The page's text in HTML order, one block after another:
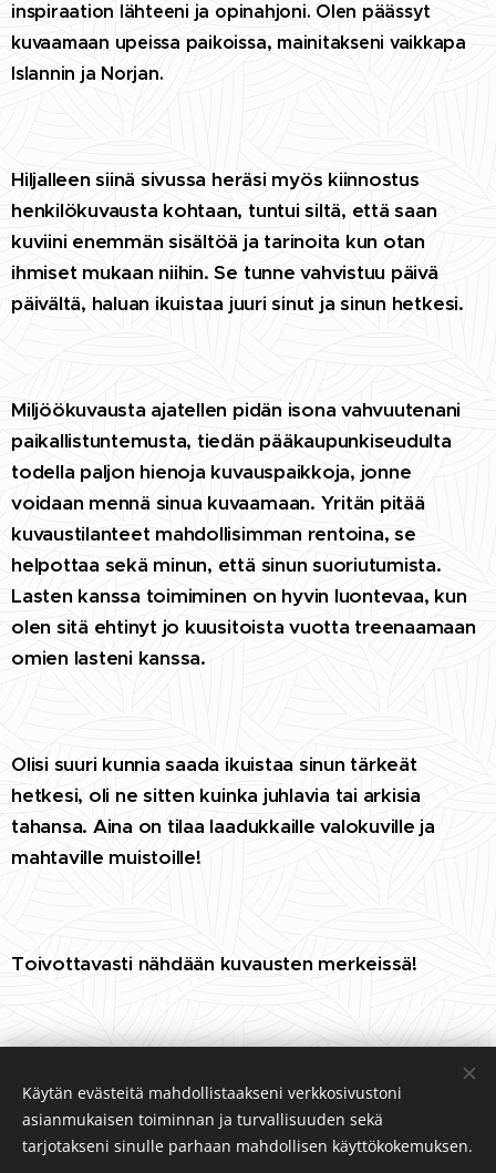
inspiraation lähteeni ja opinahjoni. Olen päässyt
kuvaamaan upeissa paikoissa, mainitakseni vaikkapa
Islannin ja Norjan.
Hiljalleen siinä sivussa heräsi myös kiinnostus
henkilökuvausta kohtaan, tuntui siltä, että saan
kuviini enemmän sisältöä ja tarinoita kun otan
ihmiset mukaan niihin. Se tunne vahvistuu päivä
päivältä, haluan ikuistaa juuri sinut ja sinun hetkesi.
Miljöökuvausta ajatellen pidän isona vahvuutenani
paikallistuntemusta, tiedän pääkaupunkiseudulta
todella paljon hienoja kuvauspaikkoja, jonne
voidaan mennä sinua kuvaamaan. Yritän pitää
kuvaustilanteet mahdollisimman rentoina, se
helpottaa sekä minun, että sinun suoriutumista.
Lasten kanssa toimiminen on hyvin luontevaa, kun
olen sitä ehtinyt jo kuusitoista vuotta treenaamaan
omien lasteni kanssa.
Olisi suuri kunnia saada ikuistaa sinun tärkeät
hetkesi, oli ne sitten kuinka juhlavia tai arkisia
tahansa. Aina on tilaa laadukkaille valokuville ja
mahtaville muistoille!
Toivottavasti nähdään kuvausten merkeissä!
Käytän evästeitä mahdollistaakseni verkkosivustoni
asianmukaisen toiminnan ja turvallisuuden sekä
tarjotakseni sinulle parhaan mahdollisen käyttökokemuksen.